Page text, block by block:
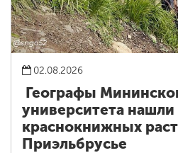
02.08.2026
Географы
университета нашли
краснокнижных
Приэльбрусье